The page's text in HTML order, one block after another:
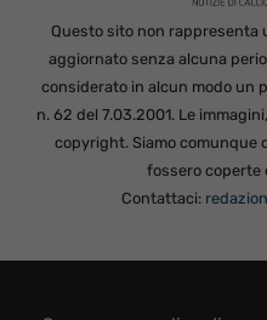
Questo sito non rappresenta
aggiornato senza alcuna
considerato in alcun modo un
n. 62 del 7.03.2001. Le
copyright. Siamo comunque
fossero coperte
Contattaci: